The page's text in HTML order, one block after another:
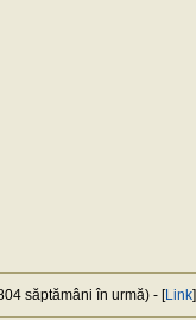
săptămâni în urmă) - [Link]